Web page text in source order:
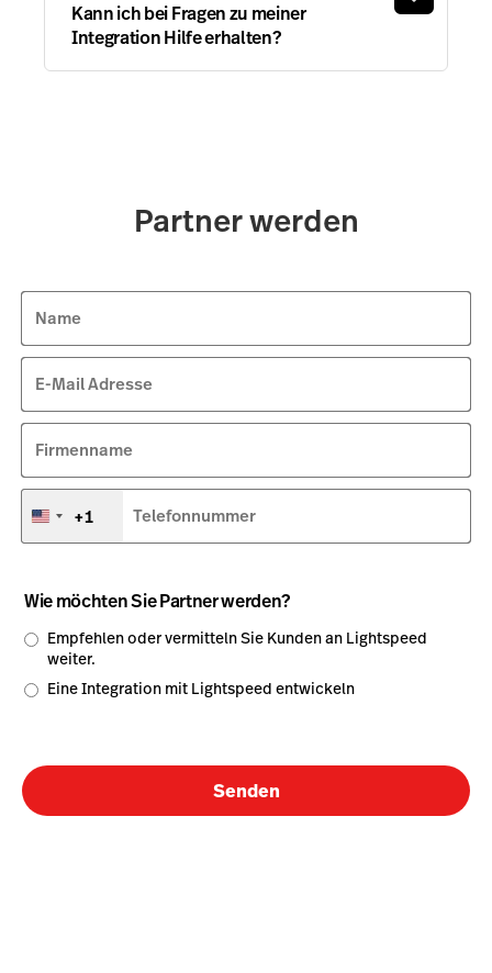
Kann ich bei Fragen zu meiner
Integration Hilfe erhalten?
Partner werden
Name
E-Mail Adresse
Firmenname
Vereinigte
+1 Telefonnummer
Wie möchten Sie Partner werden?
Empfehlen oder vermitteln Sie Kunden an Lightspeed
weiter.
Eine Integration mit Lightspeed entwickeln
Senden